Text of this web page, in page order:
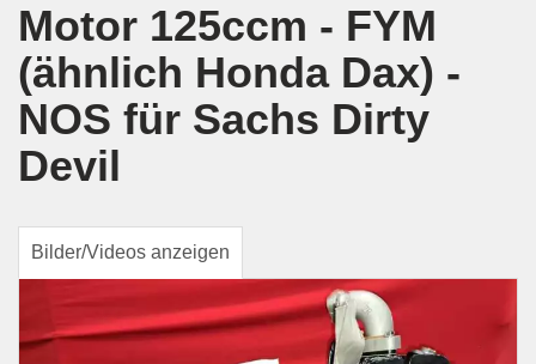
Motor 125ccm - FYM
(ähnlich Honda Dax) -
NOS für Sachs Dirty
Devil
Bilder/Videos anzeigen